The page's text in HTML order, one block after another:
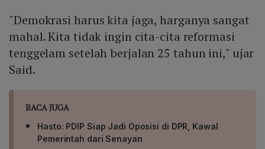
"Demokrasi harus kita jaga, harganya sangat
mahal. Kita tidak ingin cita-cita reformasi
tenggelam setelah berjalan 25 tahun ini," ujar
Said.
BACA JUGA
Hasto: PDIP Siap Jadi Oposisi di DPR, Kawal
Pemerintah dari Senayan